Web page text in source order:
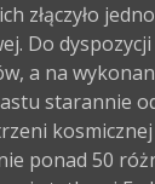
złączyło
Do
a na
starannie
ponad 50